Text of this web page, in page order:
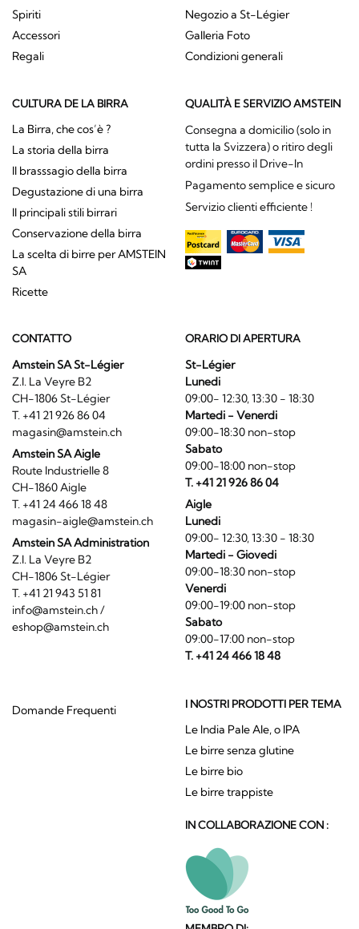
Spiriti
Accessori
Regali
Negozio a St-Légier
Galleria Foto
Condizioni generali
CULTURA DE LA BIRRA
La Birra, che cos’è ?
La storia della birra
Il brasssagio della birra
Degustazione di una birra
Il principali stili birrari
Conservazione della birra
La scelta di birre per AMSTEIN
SA
Ricette
QUALITÀ E SERVIZIO AMSTEIN
Consegna a domicilio (solo in
tutta la Svizzera) o ritiro degli
ordini presso il Drive-In
Pagamento semplice e sicuro
Servizio clienti efficiente !
CONTATTO
Amstein SA St-Légier
Z.I. La Veyre B2
CH-1806 St-Légier
T. +41 21 926 86 04
magasin@amstein.ch
Amstein SA Aigle
Route Industrielle 8
CH-1860 Aigle
T. +41 24 466 18 48
magasin-aigle@amstein.ch
Amstein SA Administration
Z.I. La Veyre B2
CH-1806 St-Légier
T. +41 21 943 51 81
info@amstein.ch/
eshop@amstein.ch
ORARIO DI APERTURA
St-Légier
Lunedi
09:00- 12:30, 13:30 - 18:30
Martedi - Venerdi
09:00-18:30 non-stop
Sabato
09:00-18:00 non-stop
T. +41 21 926 86 04
Aigle
Lunedi
09:00- 12:30, 13:30 - 18:30
Martedi - Giovedi
09:00-18:30 non-stop
Venerdi
09:00-19:00 non-stop
Sabato
09:00-17:00 non-stop
T. +41 24 466 18 48
Domande Frequenti I NOSTRI PRODOTTI PER TEMA
Le India Pale Ale, o IPA
Le birre senza glutine
Le birre bio
Le birre trappiste
IN COLLABORAZIONE CON :